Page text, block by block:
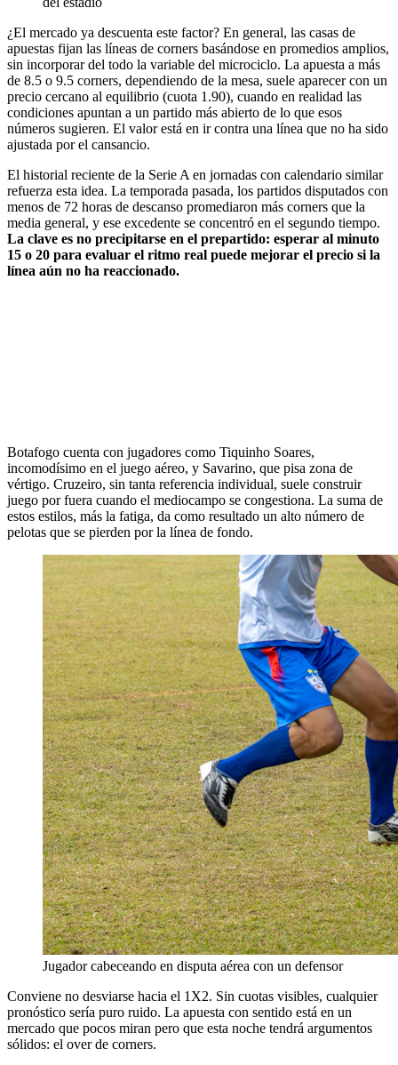
¿El mercado ya descuenta este factor? En general, las casas de
apuestas fijan las líneas de corners basándose en promedios amplios,
sin incorporar del todo la variable del microciclo. La apuesta a más
de 8.5 o 9.5 corners, dependiendo de la mesa, suele aparecer con un
precio cercano al equilibrio (cuota 1.90), cuando en realidad las
condiciones apuntan a un partido más abierto de lo que esos
números sugieren. El valor está en ir contra una línea que no ha sido
ajustada por el cansancio.
El historial reciente de la Serie A en jornadas con calendario similar
refuerza esta idea. La temporada pasada, los partidos disputados con
menos de 72 horas de descanso promediaron más corners que la
media general, y ese excedente se concentró en el segundo tiempo.
La clave es no precipitarse en el prepartido: esperar al minuto
15 o 20 para evaluar el ritmo real puede mejorar el precio si la
línea aún no ha reaccionado.
Botafogo cuenta con jugadores como Tiquinho Soares,
incomodísimo en el juego aéreo, y Savarino, que pisa zona de
vértigo. Cruzeiro, sin tanta referencia individual, suele construir
juego por fuera cuando el mediocampo se congestiona. La suma de
estos estilos, más la fatiga, da como resultado un alto número de
pelotas que se pierden por la línea de fondo.
Jugador cabeceando en disputa aérea con un defensor
Conviene no desviarse hacia el 1X2. Sin cuotas visibles, cualquier
pronóstico sería puro ruido. La apuesta con sentido está en un
mercado que pocos miran pero que esta noche tendrá argumentos
sólidos: el over de corners.